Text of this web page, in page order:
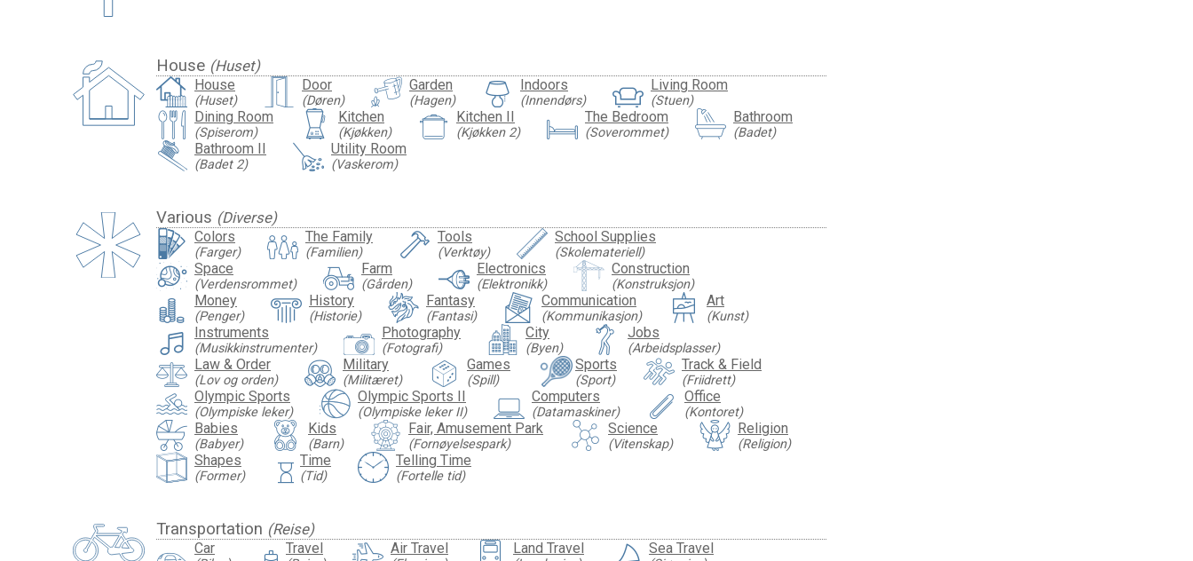
House (Huset)
House
(Huset)
Door
(Døren)
Garden
(Hagen)
Indoors
(Innendørs)
Living Room
(Stuen)
Dining Room
(Spiserom)
Kitchen
(Kjøkken)
Kitchen II
(Kjøkken 2)
The Bedroom
(Soverommet)
Bathroom
(Badet)
Bathroom II
(Badet 2)
Utility Room
(Vaskerom)
Various (Diverse)
Colors
(Farger)
The Family
(Familien)
Tools
(Verktøy)
School Supplies
(Skolemateriell)
Space
(Verdensrommet)
Farm
(Gården)
Electronics
(Elektronikk)
Construction
(Konstruksjon)
Money
(Penger)
History
(Historie)
Fantasy
(Fantasi)
Communication
(Kommunikasjon)
Art
(Kunst)
Instruments
(Musikkinstrumenter)
Photography
(Fotografi)
City
(Byen)
Jobs
(Arbeidsplasser)
Law & Order
(Lov og orden)
Military
(Militæret)
Games
(Spill)
Sports
(Sport)
Track & Field
(Friidrett)
Olympic Sports
(Olympiske leker)
Olympic Sports II
(Olympiske leker II)
Computers
(Datamaskiner)
Office
(Kontoret)
Babies
(Babyer)
Kids
(Barn)
Fair, Amusement Park
(Fornøyelsespark)
Science
(Vitenskap)
Religion
(Religion)
Shapes
(Former) hourglass Time
(Tid)
Telling Time
(Fortelle tid)
Transportation (Reise)
Car Travel Air Travel Land Travel Sea Travel